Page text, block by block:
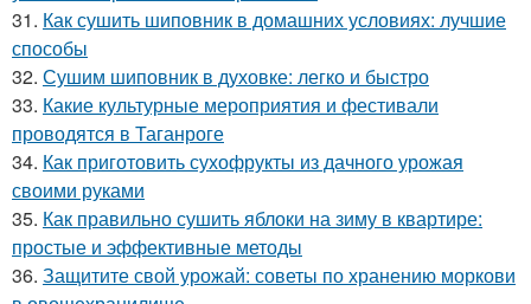
31. Как сушить шиповник в домашних условиях: лучшие
способы
32. Сушим шиповник в духовке: легко и быстро
33. Какие культурные мероприятия и фестивали
проводятся в Таганроге
34. Как приготовить сухофрукты из дачного урожая
своими руками
35. Как правильно сушить яблоки на зиму в квартире:
простые и эффективные методы
36. Защитите свой урожай: советы по хранению моркови